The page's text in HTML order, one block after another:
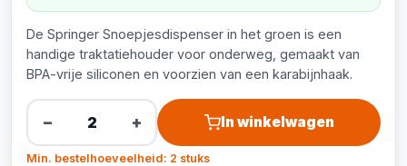
De Springer Snoepjesdispenser in het groen is een
handige traktatiehouder voor onderweg, gemaakt van
BPA-vrije siliconen en voorzien van een karabijnhaak.
− + In winkelwagen
Min. bestelhoeveelheid: 2 stuks